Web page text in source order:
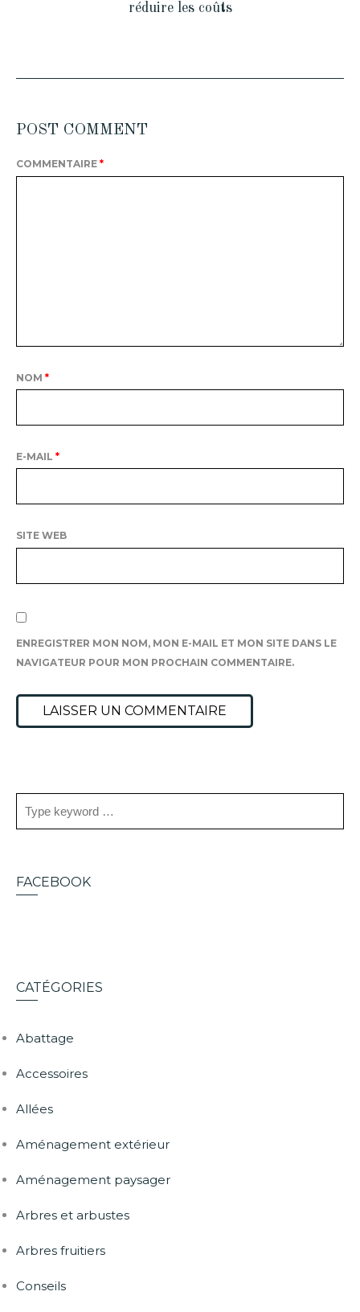
réduire les coûts
POST COMMENT
COMMENTAIRE *
NOM *
E-MAIL *
SITE WEB
ENREGISTRER MON NOM, MON E-MAIL ET MON SITE DANS LE
NAVIGATEUR POUR MON PROCHAIN COMMENTAIRE.
FACEBOOK
CATÉGORIES
Abattage
Accessoires
Allées
Aménagement extérieur
Aménagement paysager
Arbres et arbustes
Arbres fruitiers
Conseils